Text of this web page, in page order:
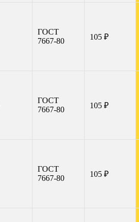
ГОСТ
7667-80
105 ₽
ГОСТ
7667-80
105 ₽
ГОСТ
7667-80
105 ₽